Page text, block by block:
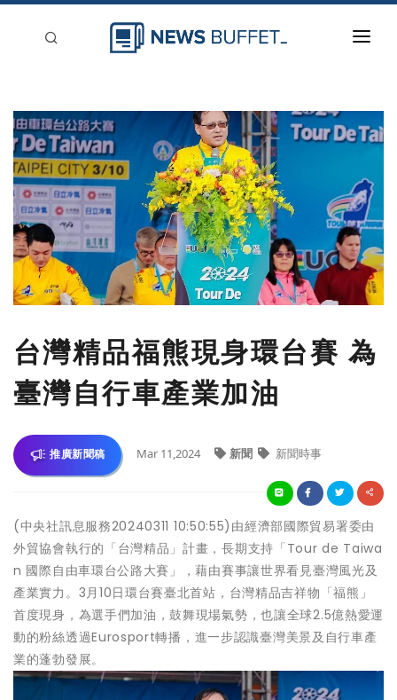
新聞稿分類
登入
刊登
台灣精品福熊現身環台賽 為
臺灣自行車產業加油
推廣新聞稿 Mar 11,2024 新聞 新聞時事
(中央社訊息服務20240311 10:50:55)由經濟部國際貿易署委由
外貿協會執行的「台灣精品」計畫，長期支持「Tour de Taiwa
n 國際自由車環台公路大賽」，藉由賽事讓世界看見臺灣風光及
產業實力。3月10日環台賽臺北首站，台灣精品吉祥物「福熊」
首度現身，為選手們加油，鼓舞現場氣勢，也讓全球2.5億熱愛運
動的粉絲透過Eurosport轉播，進一步認識臺灣美景及自行車產
業的蓬勃發展。